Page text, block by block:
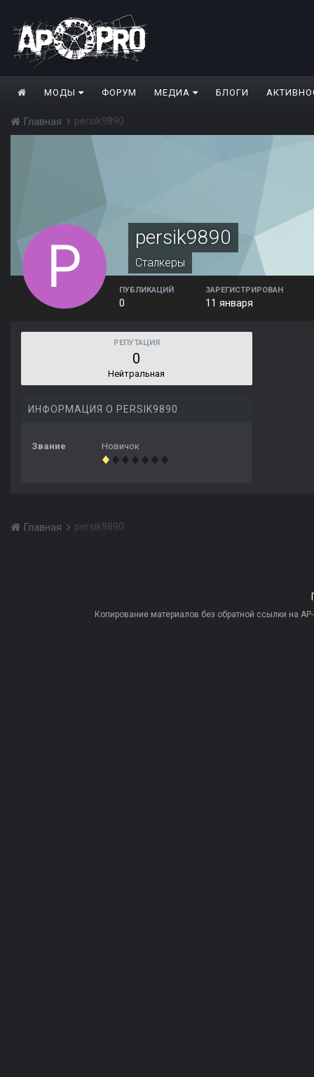
МОДЫ ФОРУМ МЕДИА БЛОГИ
Главная persik9890
persik9890
Сталкеры
ПУБЛИКАЦИЙ
0
ЗАРЕГИСТРИРОВАН
11 января
РЕПУТАЦИЯ
0
Нейтральная
ИНФОРМАЦИЯ О PERSIK9890
Звание Новичок
Главная persik9890
Копирование материалов без обратной ссылки на